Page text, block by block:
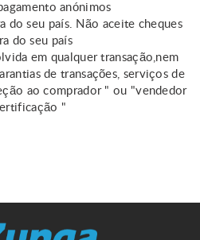
anónimos
do seu país. Não aceite cheques
do seu país
em qualquer transação,nem
de transações, serviços de
ao comprador " ou "vendedor
"